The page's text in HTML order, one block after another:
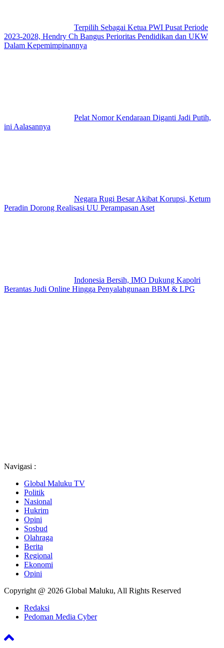
Terpilih Sebagai Ketua PWI Pusat Periode
2023-2028, Hendry Ch Bangus Perioritas Pendidikan dan UKW
Dalam Kepemimpinannya
Pelat Nomor Kendaraan Diganti Jadi Putih,
ini Aalasannya
Negara Rugi Besar Akibat Korupsi, Ketum
Peradin Dorong Realisasi UU Perampasan Aset
Indonesia Bersih, IMO Dukung Kapolri
Berantas Judi Online Hingga Penyalahgunaan BBM & LPG
Navigasi :
Global Maluku TV
Politik
Nasional
Hukrim
Opini
Sosbud
Olahraga
Berita
Regional
Ekonomi
Opini
Copyright @ 2026 Global Maluku, All Rights Reserved
Redaksi
Pedoman Media Cyber